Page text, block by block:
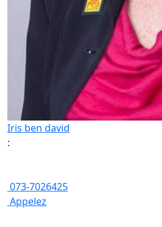
Iris ben david
:
073-7026425
Appelez